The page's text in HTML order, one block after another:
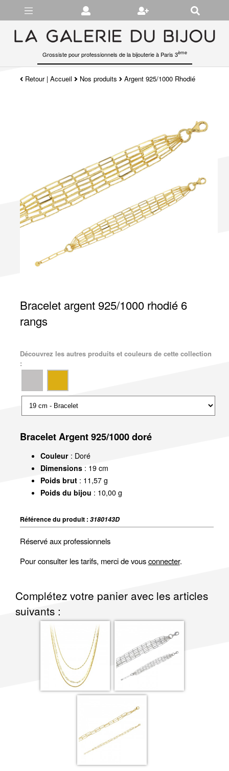
Grossiste pour professionnels de la bijouterie à Paris 3ème
Retour|Accueil Nos produits Argent 925/1000 Rhodié
Bracelet argent 925/1000 rhodié 6
rangs
Découvrez les autres produits et couleurs de cette collection
:
Bracelet Argent 925/1000 doré
Couleur: Doré
Dimensions: 19 cm
Poids brut: 11,57 g
Poids du bijou : 10,00 g
Référence du produit : 3180143D
Réservé aux professionnels
Pour consulter les tarifs, merci de vousconnecter.
Complétez votre panier avec les articles
suivants :
Gérer les préférences en matière de cookies